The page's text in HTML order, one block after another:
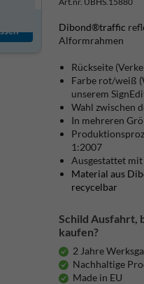
Dibond®traffic
Alformrahmen
Rückseite
Farbe rot/weiß
unserem
Wahl zwischen
In mehreren
1:2007
Ausgestattet
Material aus
recycelbar
Schild Ausfahrt,
kaufen?
2 Jahre
Nachhaltige
Made in EU